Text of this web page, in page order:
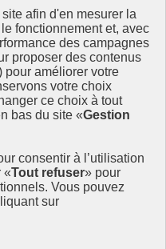
afin d'en mesurer la
fonctionnement et, avec
des campagnes
proposer des contenus
pour améliorer votre
votre choix
ce choix à tout
bas du site «Gestion
consentir à l’utilisation
«Tout refuser» pour
Vous pouvez
sur
concernant l’Agenda
Il valorise la mobilisation de
fenêtre
fenêtre
fenêtre
fenêtre